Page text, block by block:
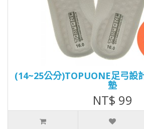
(14~25公分)TOPUONE足弓設
墊
NT$ 99